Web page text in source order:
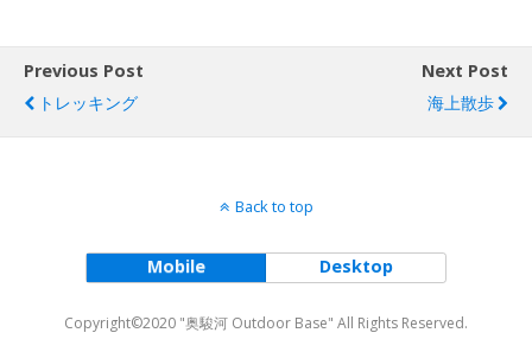
Previous Post
トレッキング
Next Post
海上散歩
Back to top
Mobile Desktop
Copyright©2020 "奥駿河 Outdoor Base" All Rights Reserved.